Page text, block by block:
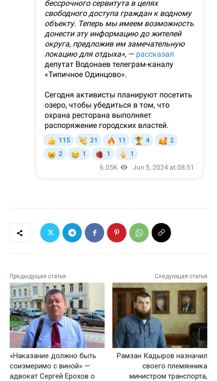
Предыдущая статья
«Наказание должно быть
соизмеримо с виной» —
адвокат Сергей Ерохов о
Следующая статья
Рамзан Кадыров назначил
своего племянника
министром транспорта,